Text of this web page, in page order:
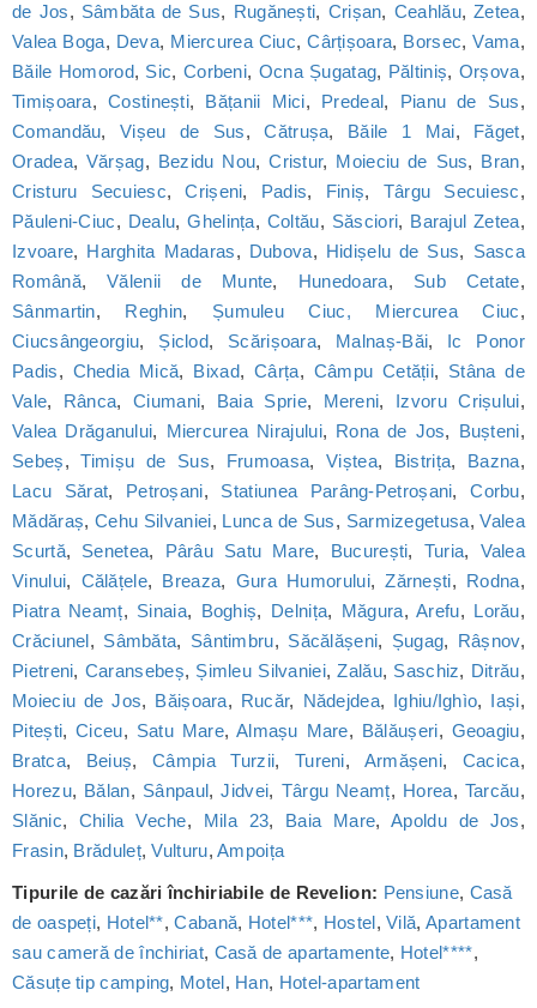
de Jos, Sâmbăta de Sus, Rugănești, Crișan, Ceahlău,Zetea,
Valea Boga, Deva, Miercurea Ciuc,Cârțișoara, Borsec,Vama,
Băile Homorod, Sic, Corbeni, Ocna Șugatag, Păltiniș, Orșova,
Timișoara,Costinești, Bățanii Mici, Predeal, Pianu de Sus,
Comandău,Vișeu de Sus,Cătrușa, Băile 1 Mai, Făget,
Oradea, Vărșag, Bezidu Nou,Cristur, Moieciu de Sus, Bran,
Cristuru Secuiesc,Crișeni, Padis, Finiș, Târgu Secuiesc,
Păuleni-Ciuc, Dealu,Ghelința, Coltău, Săsciori, Barajul Zetea,
Izvoare, Harghita Madaras, Dubova, Hidișelu de Sus, Sasca
Română,Vălenii de Munte, Hunedoara, Sub Cetate,
Sânmartin, Reghin, Șumuleu Ciuc, Miercurea Ciuc,
Ciucsângeorgiu, Șiclod, Scărișoara, Malnaș-Băi, Ic Ponor
Padis, Chedia Mică, Bixad,Cârța, Câmpu Cetății, Stâna de
Vale, Rânca,Ciumani, Baia Sprie, Mereni, Izvoru Crișului,
Valea Drăganului, Miercurea Nirajului, Rona de Jos, Bușteni,
Sebeș,Timișu de Sus, Frumoasa,Viștea, Bistrița, Bazna,
Lacu Sărat, Petroșani, Statiunea Parâng-Petroșani,Corbu,
Mădăraș,Cehu Silvaniei, Lunca de Sus, Sarmizegetusa,Valea
Scurtă, Senetea, Pârâu Satu Mare, București, Turia, Valea
Vinului, Călățele, Breaza, Gura Humorului,Zărnești, Rodna,
Piatra Neamț, Sinaia, Boghiș, Delnița, Măgura,Arefu, Lorău,
Crăciunel, Sâmbăta, Sântimbru, Săcălășeni, Șugag, Râșnov,
Pietreni, Caransebeș, Șimleu Silvaniei,Zalău, Saschiz, Ditrău,
Moieciu de Jos, Băișoara, Rucăr, Nădejdea, Ighiu/Ighìo, Iași,
Pitești,Ciceu, Satu Mare, Almașu Mare, Bălăușeri, Geoagiu,
Bratca, Beiuș, Câmpia Turzii, Tureni, Armășeni, Cacica,
Horezu, Bălan, Sânpaul,Jidvei, Târgu Neamț, Horea, Tarcău,
Slănic, Chilia Veche, Mila 23, Baia Mare,Apoldu de Jos,
Frasin, Brăduleț,Vulturu,Ampoița
Tipurile de cazări închiriabile de Revelion: Pensiune, Casă
de oaspeți, Hotel**,Cabană, Hotel***, Hostel,Vilă, Apartament
sau cameră de închiriat, Casă de apartamente, Hotel****,
Căsuțe tip camping, Motel, Han, Hotel-apartament